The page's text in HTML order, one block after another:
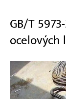
GB/T
ocelových